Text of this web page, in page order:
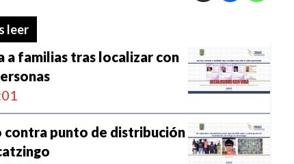
leer
a familias tras localizar con
contra punto de distribución